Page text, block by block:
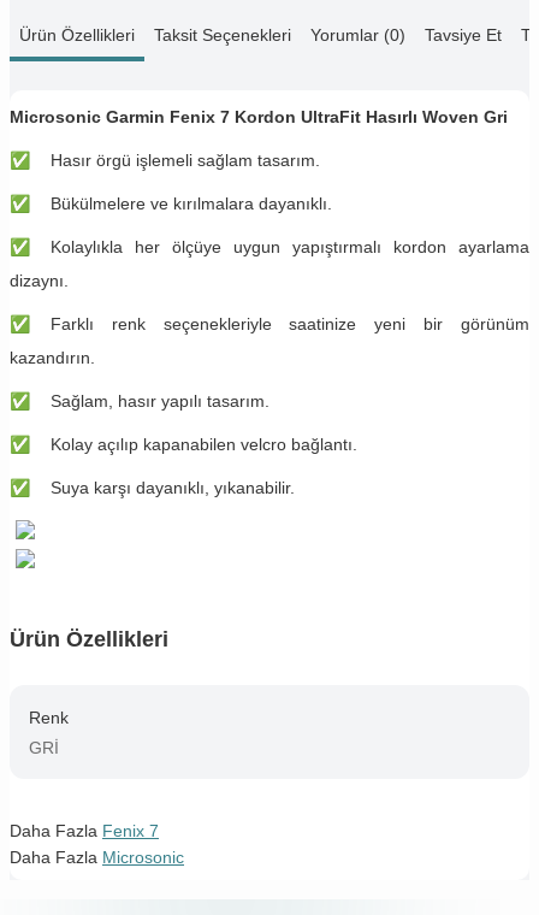
Ürün Özellikleri Taksit Seçenekleri Yorumlar (0) Tavsiye Et
Microsonic Garmin Fenix 7 Kordon UltraFit Hasırlı Woven Gri
✅ ​​Hasır örgü işlemeli sağlam tasarım.
✅ ​​Bükülmelere ve kırılmalara dayanıklı.
✅ ​​Kolaylıkla her ölçüye uygun yapıştırmalı kordon ayarlama
dizaynı.
✅ ​​Farklı renk seçenekleriyle saatinize yeni bir görünüm
kazandırın.
✅ ​​Sağlam, hasır yapılı tasarım.
✅ ​​Kolay açılıp kapanabilen velcro bağlantı.
✅ ​​Suya karşı dayanıklı, yıkanabilir.
Ürün Özellikleri
Renk
GRİ
Daha Fazla Fenix 7
Daha Fazla Microsonic